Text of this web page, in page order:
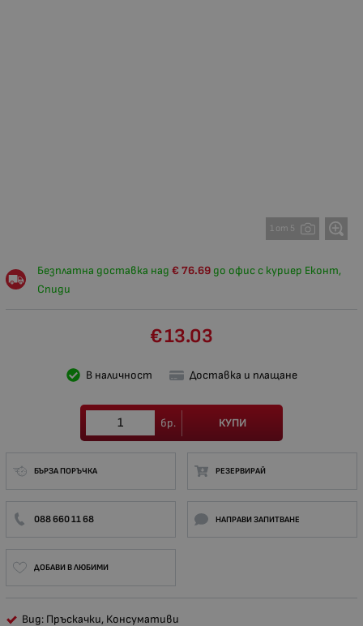
1 от 5
Безплатна доставка над 76.69
€
до офис с куриер Еконт,
Спиди
13.03
€
В наличност Доставка и плащане
бр. КУПИ
БЪРЗА ПОРЪЧКА РЕЗЕРВИРАЙ
088 660 11 68 НАПРАВИ ЗАПИТВАНЕ
ДОБАВИ В ЛЮБИМИ
Вид: Пръскачки, Консумативи